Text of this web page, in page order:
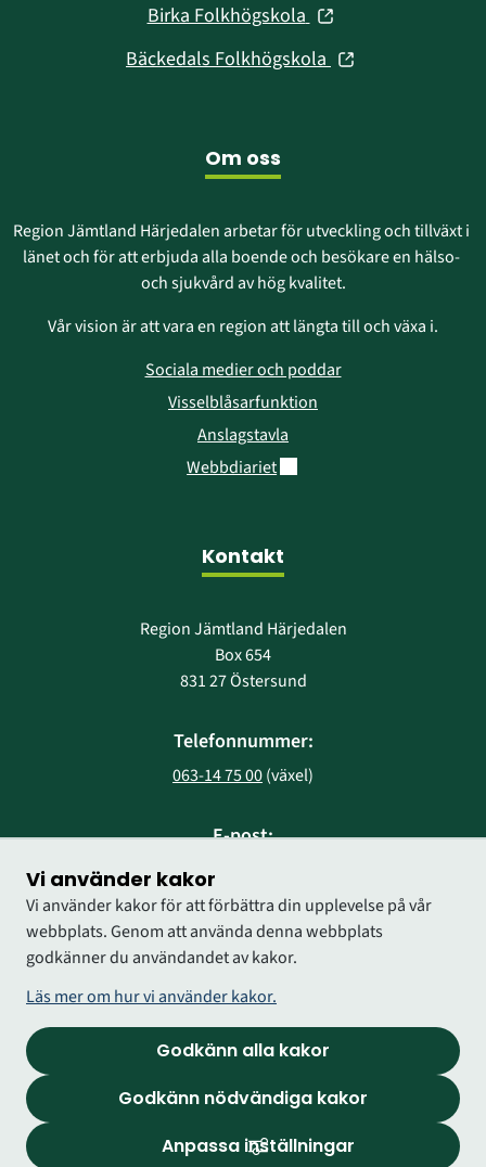
Vi använder kakor
Vi använder kakor för att förbättra din upplevelse på vår
webbplats. Genom att använda denna webbplats
godkänner du användandet av kakor.
Läs mer om hur vi använder kakor.
Godkänn alla kakor
Godkänn nödvändiga kakor
Anpassa inställningar
nytt
fönster)
Birka Folkhögskola (öppnas
nytt
Bäckedals Folkhögskola (öppnas
Om oss
Region Jämtland Härjedalen arbetar för utveckling och tillväxt i
länet och för att erbjuda alla boende och besökare en hälso-
och sjukvård av hög kvalitet.
Vår vision är att vara en region att längta till och växa i.
Sociala medier och poddar
Visselblåsarfunktion
Anslagstavla
WebbdiarietLänk till annan webbplats.
Kontakt
Region Jämtland Härjedalen
Box 654
831 27 Östersund
Telefonnummer:
063-14 75 00 (växel)
E-post:
region@regionjh.se
Logga in